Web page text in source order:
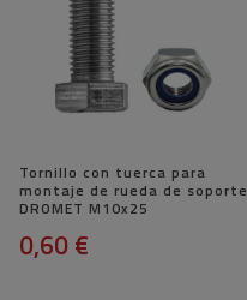
Tornillo con tuerca para
montaje de rueda de soporte
DROMET M10x25
0,60 €